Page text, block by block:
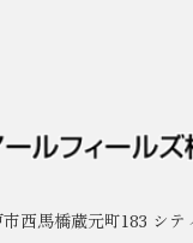
市西馬橋蔵元町183 シ